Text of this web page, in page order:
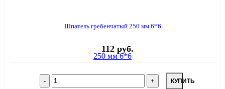
Шпатель гребенчатый 250 мм 6*6
112 руб.
КУПИТЬ